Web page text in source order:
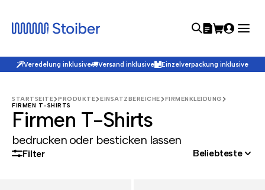
Veredelung inklusive Versand inklusive Einzelverpackung inklusive
STARTSEITE PRODUKTE EINSATZBEREICHE
FIRMENKLEIDUNG
FIRMEN T-SHIRTS
Firmen T-Shirts
bedrucken oder besticken lassen
Filter Beliebteste